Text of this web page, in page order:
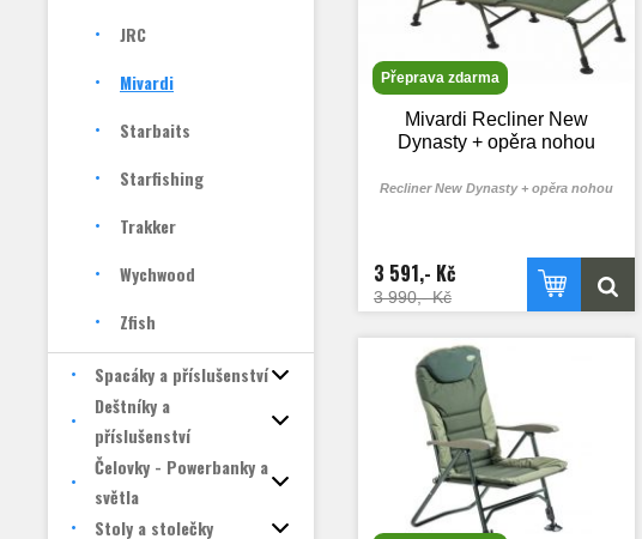
JRC
Mivardi
Starbaits
Starfishing
Trakker
Wychwood
Zfish
Spacáky a příslušenství
Deštníky a
příslušenství
Čelovky - Powerbanky a
světla
Stoly a stolečky
Přeprava zdarma
Mivardi Recliner New
Dynasty + opěra nohou
Recliner New Dynasty + opěra nohou
3 591,- Kč
3 990,- Kč